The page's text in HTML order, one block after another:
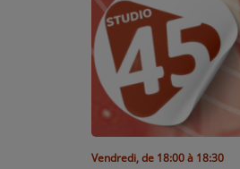
TITRES DIFFUSÉS
Vendredi, de 18:00 à 18:30